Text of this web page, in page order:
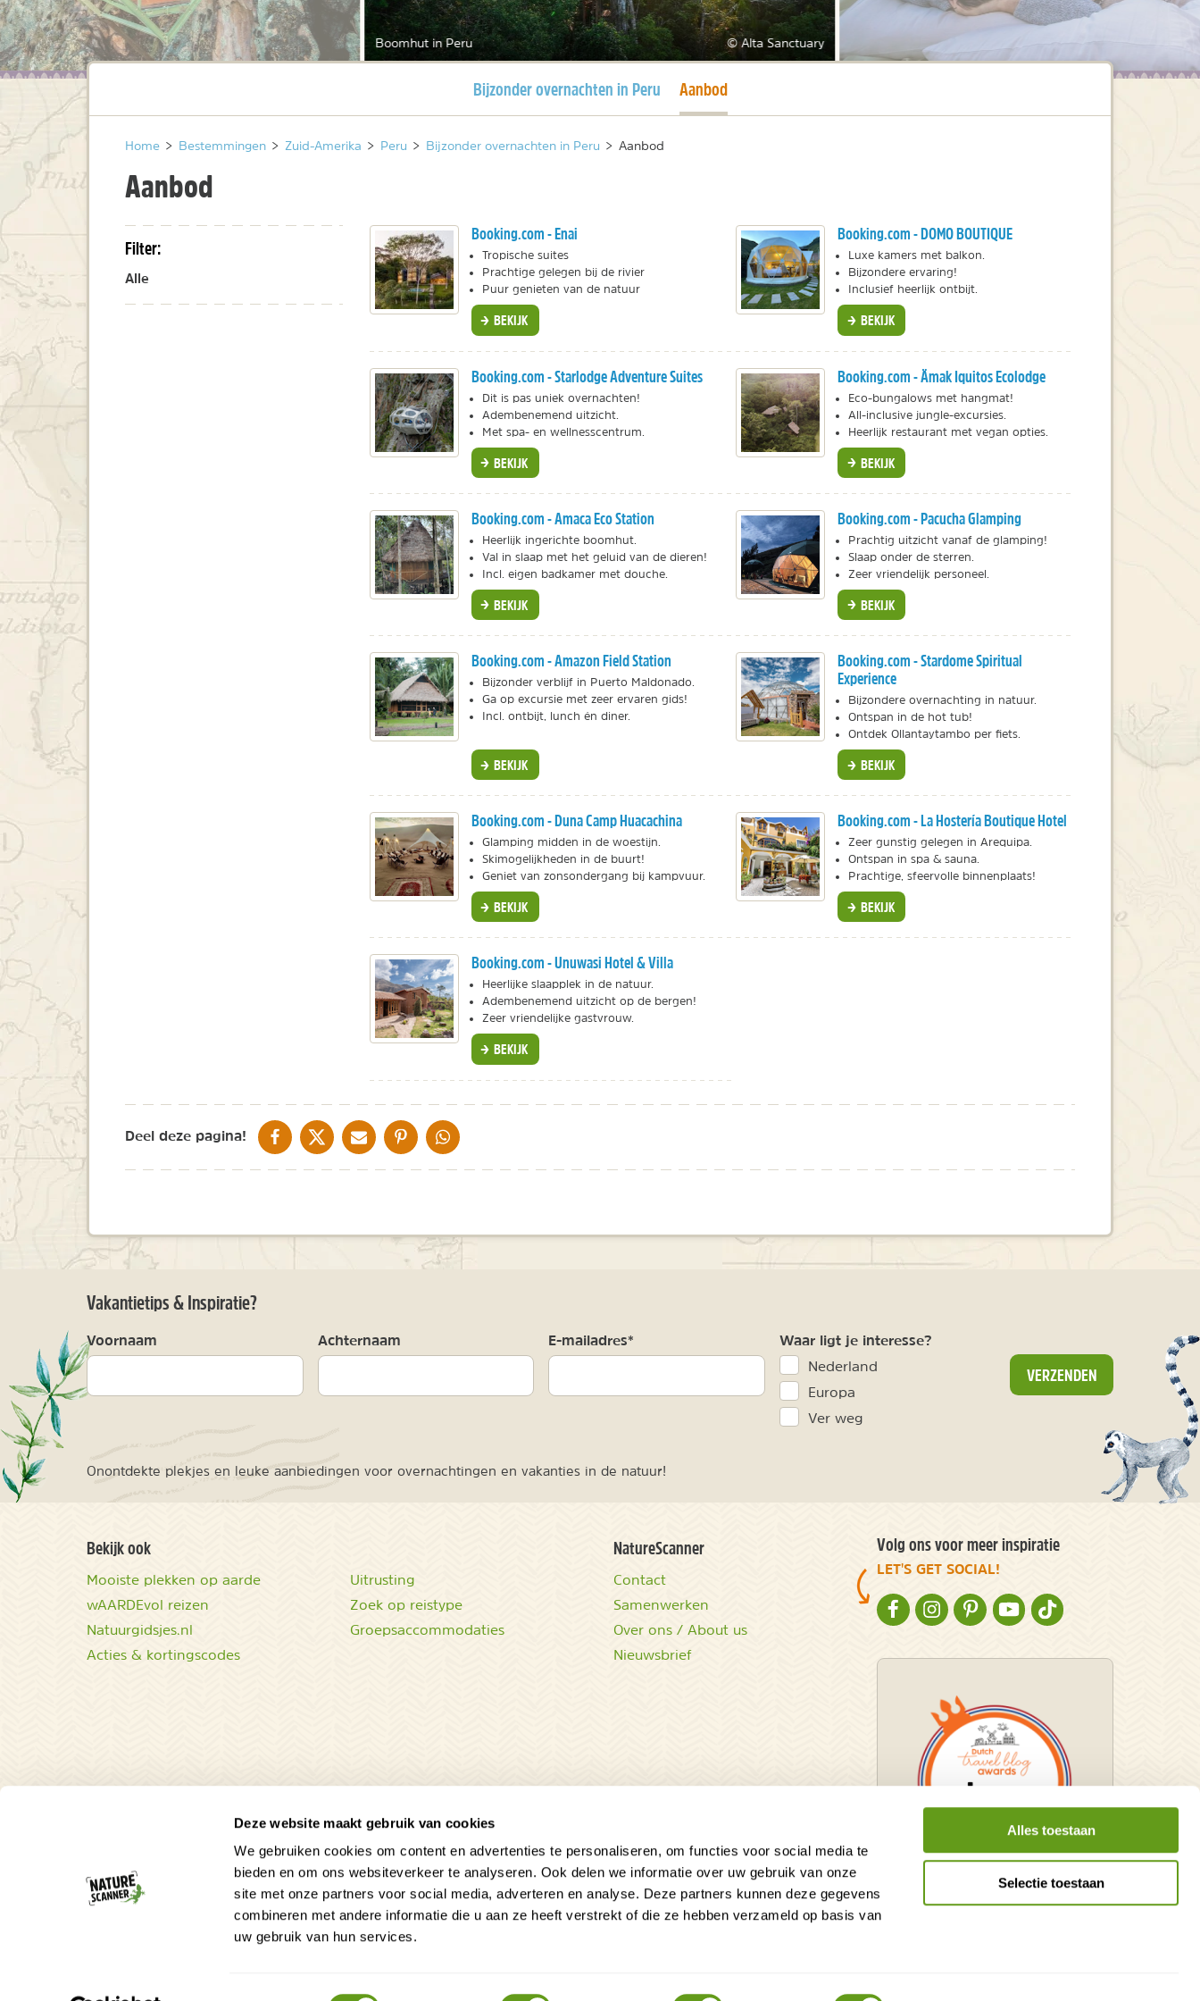
Deze website maakt gebruik van cookies
We gebruiken cookies om content en advertenties te personaliseren, om functies voor social media te
bieden en om ons websiteverkeer te analyseren. Ook delen we informatie over uw gebruik van onze
site met onze partners voor social media, adverteren en analyse. Deze partners kunnen deze gegevens
combineren met andere informatie die u aan ze heeft verstrekt of die ze hebben verzameld op basis van
uw gebruik van hun services.
Toestemmingsselectie
Alles toestaan
Selectie toestaan
Boomhut in Peru © Alta Sanctuary
Huidige pagina
Bijzonder overnachten in Peru Huidige pagina
Aanbod
Home > Bestemmingen > Zuid-Amerika > Peru > Bijzonder overnachten in Peru > Aanbod
Aanbod
Filter:
Alle
Booking.com - Enai
Tropische suites
Prachtige gelegen bij de rivier
Puur genieten van de natuur
BEKIJK
Booking.com - DOMO BOUTIQUE
Luxe kamers met balkon.
Bijzondere ervaring!
Inclusief heerlijk ontbijt.
BEKIJK
Booking.com - Starlodge Adventure Suites
Dit is pas uniek overnachten!
Adembenemend uitzicht.
Met spa- en wellnesscentrum.
BEKIJK
Booking.com - Ämak Iquitos Ecolodge
Eco-bungalows met hangmat!
All-inclusive jungle-excursies.
Heerlijk restaurant met vegan opties.
BEKIJK
Booking.com - Amaca Eco Station
Heerlijk ingerichte boomhut.
Val in slaap met het geluid van de dieren!
Incl. eigen badkamer met douche.
BEKIJK
Booking.com - Pacucha Glamping
Prachtig uitzicht vanaf de glamping!
Slaap onder de sterren.
Zeer vriendelijk personeel.
BEKIJK
Booking.com - Amazon Field Station
Bijzonder verblijf in Puerto Maldonado.
Ga op excursie met zeer ervaren gids!
Incl. ontbijt, lunch én diner.
BEKIJK
Booking.com - Stardome Spiritual
Experience
Bijzondere overnachting in natuur.
Ontspan in de hot tub!
Ontdek Ollantaytambo per fiets.
BEKIJK
Booking.com - Duna Camp Huacachina
Glamping midden in de woestijn.
Skimogelijkheden in de buurt!
Geniet van zonsondergang bij kampvuur.
BEKIJK
Booking.com - La Hostería Boutique Hotel
Zeer gunstig gelegen in Arequipa.
Ontspan in spa & sauna.
Prachtige, sfeervolle binnenplaats!
BEKIJK
Booking.com - Unuwasi Hotel & Villa
Heerlijke slaapplek in de natuur.
Adembenemend uitzicht op de bergen!
Zeer vriendelijke gastvrouw.
BEKIJK
Deel deze pagina! DELEN OP FACEBOOK
DELEN OP XDELEN VIA DE MAIL
DELEN OP PINTEREST
DELEN OP WHATSAPP
Vakantietips & Inspiratie?
Voornaam Achternaam E-mailadres* Waar ligt je interesse?
Nederland
Europa
Ver weg
VERZENDEN
Onontdekte plekjes en leuke aanbiedingen voor overnachtingen en vakanties in de natuur!
Bekijk ook
Mooiste plekken op aarde
wAARDEvol reizen
Natuurgidsjes.nl
Acties & kortingscodes
Uitrusting
Zoek op reistype
Groepsaccommodaties
NatureScanner
Contact
Samenwerken
Over ons / About us
Nieuwsbrief
Volg ons voor meer inspiratie
LET'S GET SOCIAL!
NATURESCANNER OP FACEBOOK
NATURESCANNER OP INSTAGRAM
NATURESCANNER OP PINTEREST
NATURESCANNER OP YOUTUBE
NATURESCANNER OP
Sluit
Tip voor de natuurliefhebber!
TIP - Peru field guides
praktische field guides van Peru: vogels en zoogdieren